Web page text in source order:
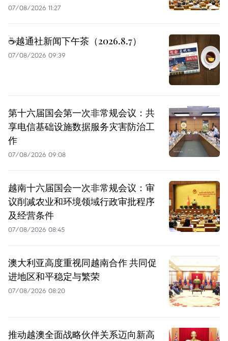
07/08/2026 11:27
☕️越通社新闻下午茶（2026.8.7）
07/08/2026 09:39
第十六届国会第一次非常规会议：共
享电信基础设施数据服务灾害防治工
作
07/08/2026 09:08
越南十六届国会一次非常规会议：审
议削减农业和环境领域行政审批程序
及经营条件
07/08/2026 08:45
澳大利亚高度重视同越南合作 共同促
进地区和平稳定与繁荣
07/08/2026 08:20
推动越澳全面战略伙伴关系迈向新高